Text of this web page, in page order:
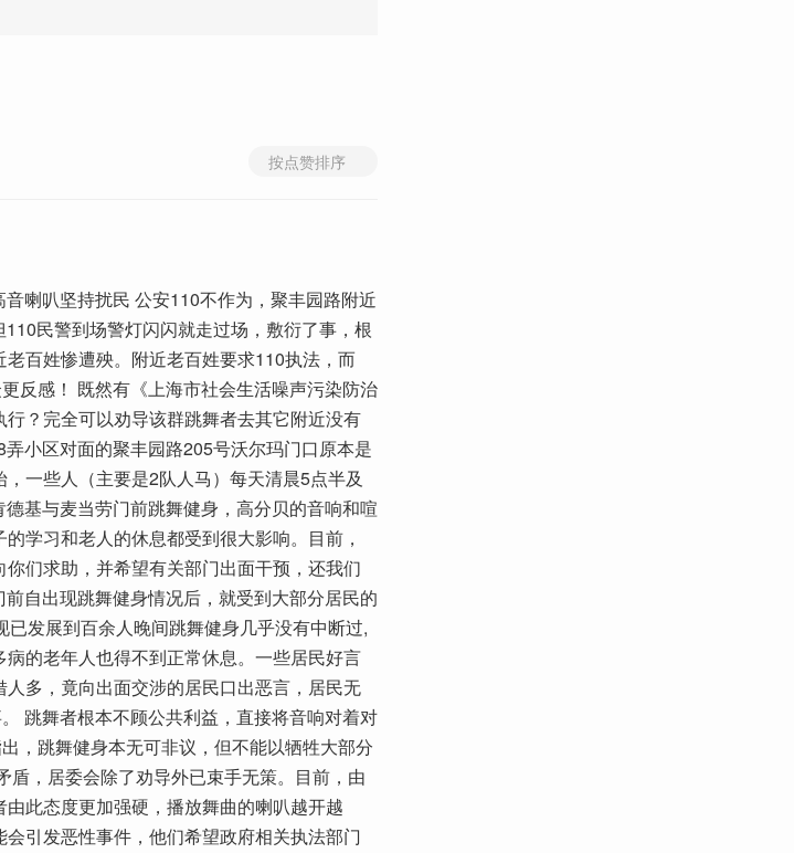
按点赞排序
喇叭坚持扰民 公安110不作为，聚丰园路附近
民警到场警灯闪闪就走过场，敷衍了事，根
百姓惨遭殃。附近老百姓要求110执法，而
反感！ 既然有《上海市社会生活噪声污染防治
？完全可以劝导该群跳舞者去其它附近没有
小区对面的聚丰园路205号沃尔玛门口原本是
一些人（主要是2队人马）每天清晨5点半及
基与麦当劳门前跳舞健身，高分贝的音响和喧
学习和老人的休息都受到很大影响。目前，
们求助，并希望有关部门出面干预，还我们
自出现跳舞健身情况后，就受到大部分居民的
发展到百余人晚间跳舞健身几乎没有中断过,
的老年人也得不到正常休息。一些居民好言
多，竟向出面交涉的居民口出恶言，居民无
跳舞者根本不顾公共利益，直接将音响对着对
，跳舞健身本无可非议，但不能以牺牲大部分
盾，居委会除了劝导外已束手无策。目前，由
此态度更加强硬，播放舞曲的喇叭越开越
引发恶性事件，他们希望政府相关执法部门